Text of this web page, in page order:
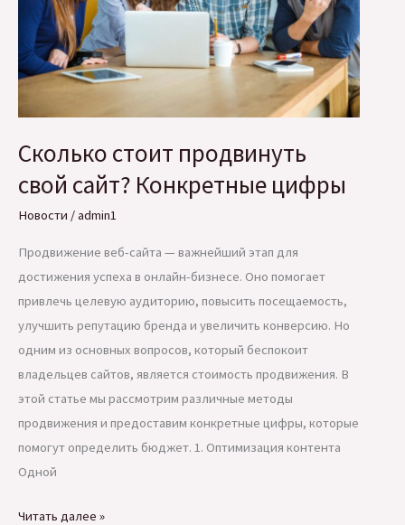
Сколько стоит продвинуть
свой сайт? Конкретные цифры
Новости /admin1
Продвижение веб-сайта — важнейший этап для
достижения успеха в онлайн-бизнесе. Оно помогает
привлечь целевую аудиторию, повысить посещаемость,
улучшить репутацию бренда и увеличить конверсию. Но
одним из основных вопросов, который беспокоит
владельцев сайтов, является стоимость продвижения. В
этой статье мы рассмотрим различные методы
продвижения и предоставим конкретные цифры, которые
помогут определить бюджет. 1. Оптимизация контента
Одной
Сколько
Читать далее »